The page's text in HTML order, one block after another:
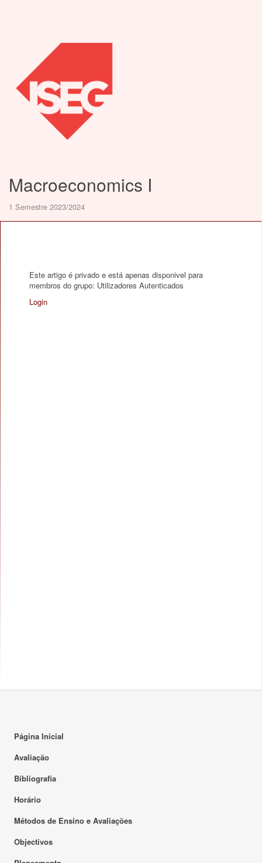
Macroeconomics I
1 Semestre 2023/2024
Este artigo é privado e está apenas disponivel para
membros do grupo: Utilizadores Autenticados
Login
Página Inicial
Avaliação
Bibliografia
Horário
Métodos de Ensino e Avaliações
Objectivos